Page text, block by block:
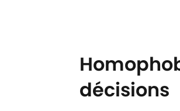
décisions